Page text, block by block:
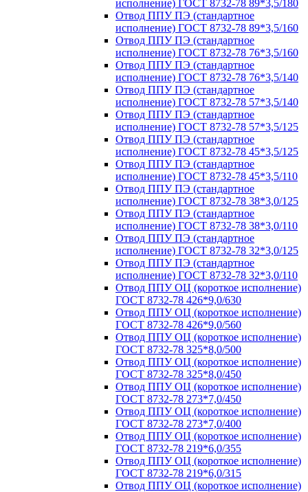
исполнение) ГОСТ 8732-78 89*3,5/180
Отвод ППУ ПЭ (стандартное
исполнение) ГОСТ 8732-78 89*3,5/160
Отвод ППУ ПЭ (стандартное
исполнение) ГОСТ 8732-78 76*3,5/160
Отвод ППУ ПЭ (стандартное
исполнение) ГОСТ 8732-78 76*3,5/140
Отвод ППУ ПЭ (стандартное
исполнение) ГОСТ 8732-78 57*3,5/140
Отвод ППУ ПЭ (стандартное
исполнение) ГОСТ 8732-78 57*3,5/125
Отвод ППУ ПЭ (стандартное
исполнение) ГОСТ 8732-78 45*3,5/125
Отвод ППУ ПЭ (стандартное
исполнение) ГОСТ 8732-78 45*3,5/110
Отвод ППУ ПЭ (стандартное
исполнение) ГОСТ 8732-78 38*3,0/125
Отвод ППУ ПЭ (стандартное
исполнение) ГОСТ 8732-78 38*3,0/110
Отвод ППУ ПЭ (стандартное
исполнение) ГОСТ 8732-78 32*3,0/125
Отвод ППУ ПЭ (стандартное
исполнение) ГОСТ 8732-78 32*3,0/110
Отвод ППУ ОЦ (короткое исполнение)
ГОСТ 8732-78 426*9,0/630
Отвод ППУ ОЦ (короткое исполнение)
ГОСТ 8732-78 426*9,0/560
Отвод ППУ ОЦ (короткое исполнение)
ГОСТ 8732-78 325*8,0/500
Отвод ППУ ОЦ (короткое исполнение)
ГОСТ 8732-78 325*8,0/450
Отвод ППУ ОЦ (короткое исполнение)
ГОСТ 8732-78 273*7,0/450
Отвод ППУ ОЦ (короткое исполнение)
ГОСТ 8732-78 273*7,0/400
Отвод ППУ ОЦ (короткое исполнение)
ГОСТ 8732-78 219*6,0/355
Отвод ППУ ОЦ (короткое исполнение)
ГОСТ 8732-78 219*6,0/315
Отвод ППУ ОЦ (короткое исполнение)